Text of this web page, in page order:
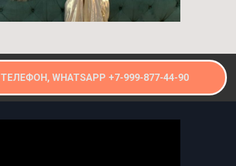
ТЕЛЕФОН, WHATSAPP +7-999-877-44-90